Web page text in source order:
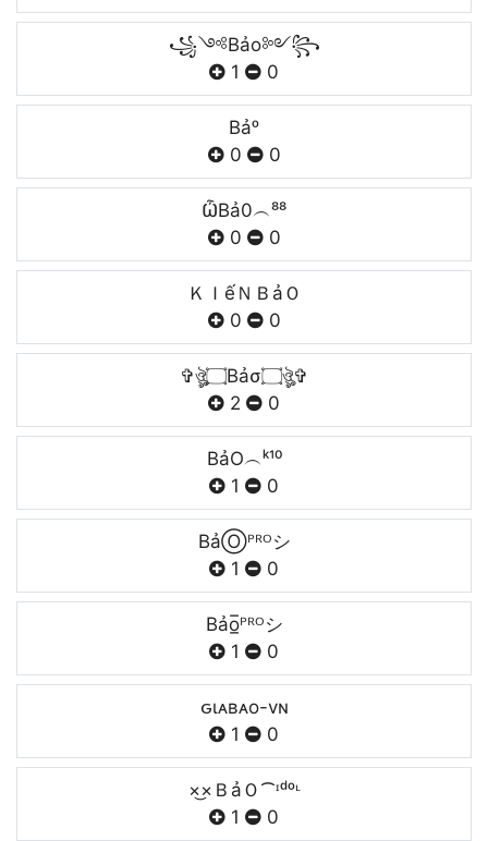
꧁༺Bảo༻꧂
1
0
Bảᵒ
0
0
ѼBả0︵⁸⁸
0
0
ㅤＫＩếＮㅤＢảＯㅤ
0
0
✞ঔৣ۝Bảσ۝ঔৣ✞
2
0
BảO︵ᵏ¹⁰
1
0
BảⓄᴾᴿᴼシ
1
0
Bảo̲̅ᴾᴿᴼシ
1
0
ԍιᴀʙᴀo-vɴ
1
0
×͜×ＢảＯ⁀ᶦᵈᵒᶫ
1
0